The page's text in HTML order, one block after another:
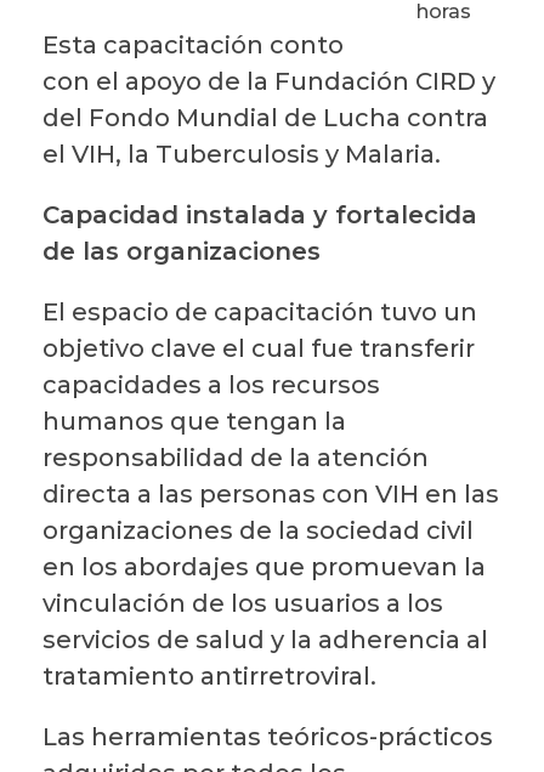
horas
Esta capacitación conto
con el apoyo de la Fundación CIRD y
del Fondo Mundial de Lucha contra
el VIH, la Tuberculosis y Malaria.
Capacidad instalada y fortalecida
de las organizaciones
El espacio de capacitación tuvo un
objetivo clave el cual fue transferir
capacidades a los recursos
humanos que tengan la
responsabilidad de la atención
directa a las personas con VIH en las
organizaciones de la sociedad civil
en los abordajes que promuevan la
vinculación de los usuarios a los
servicios de salud y la adherencia al
tratamiento antirretroviral.
Las herramientas teóricos-prácticos